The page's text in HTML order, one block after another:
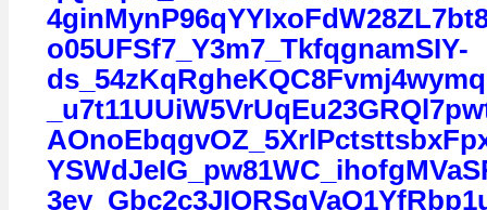
o05UFSf7_Y3m7_TkfqgnamSIY-